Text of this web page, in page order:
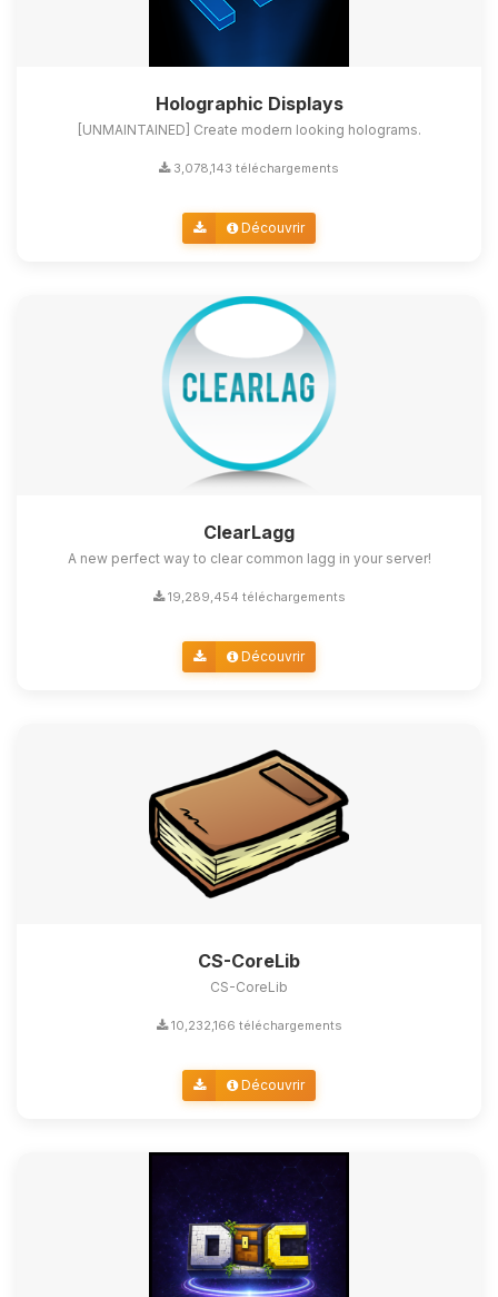
Holographic Displays
[UNMAINTAINED] Create modern looking holograms.
3,078,143 téléchargements
Découvrir
ClearLagg
A new perfect way to clear common lagg in your server!
19,289,454 téléchargements
Découvrir
CS-CoreLib
CS-CoreLib
10,232,166 téléchargements
Découvrir